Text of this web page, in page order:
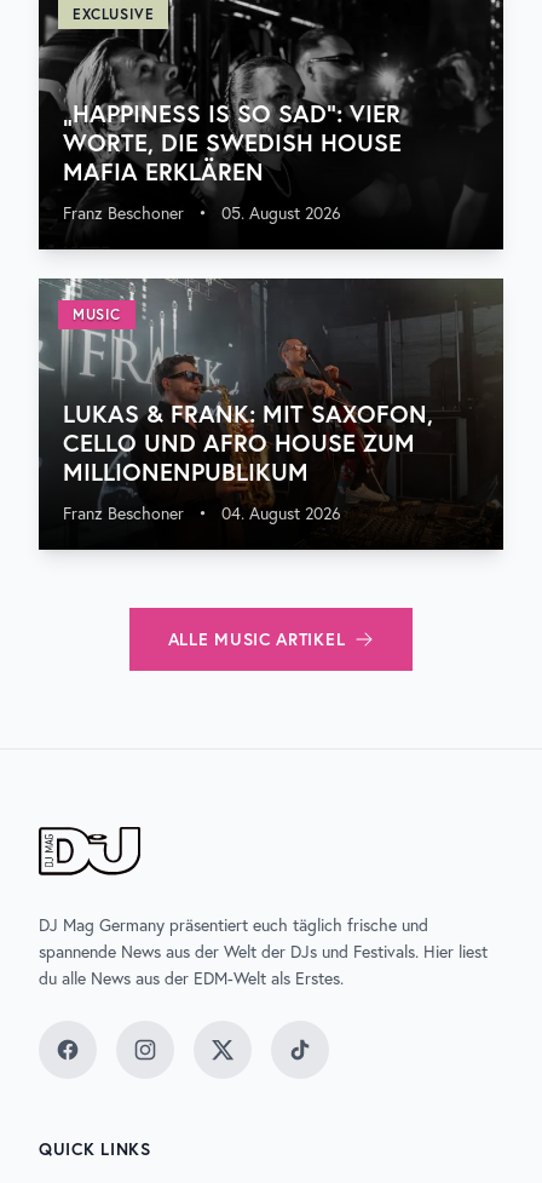
EXCLUSIVE
„HAPPINESS IS SO SAD“: VIER
WORTE, DIE SWEDISH HOUSE
MAFIA ERKLÄREN
Franz Beschoner • 05. August 2026
MUSIC
LUKAS & FRANK: MIT SAXOFON,
CELLO UND AFRO HOUSE ZUM
MILLIONENPUBLIKUM
Franz Beschoner • 04. August 2026
ALLE MUSIC ARTIKEL
DJ Mag Germany präsentiert euch täglich frische und
spannende News aus der Welt der DJs und Festivals. Hier liest
du alle News aus der EDM-Welt als Erstes.
FacebookInstagramTwitter TikTok
QUICK LINKS